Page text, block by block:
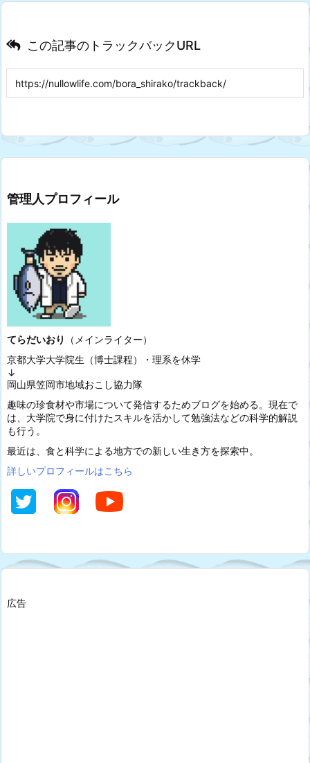
この記事のトラックバックURL
管理人プロフィール
てらだいおり
（メインライター）
京都大学大学院生（博士課程）・理系を休学
↓
岡山県笠岡市地域おこし協力隊
趣味の珍食材や市場について発信するためブログを始める。現在で
は、大学院で身に付けたスキルを活かして勉強法などの科学的解説
も行う。
最近は、食と科学による地方での新しい生き方を探索中。
詳しいプロフィールはこちら
広告